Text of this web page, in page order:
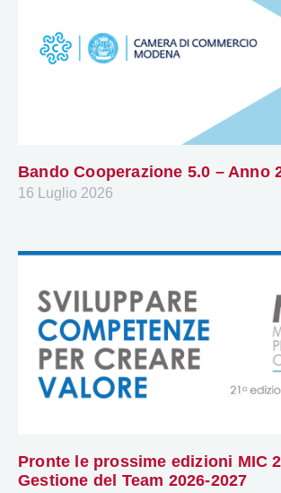
Bando Cooperazione 5.0 – Anno
16 Luglio 2026
Pronte le prossime edizioni MIC
Gestione del Team 2026-2027